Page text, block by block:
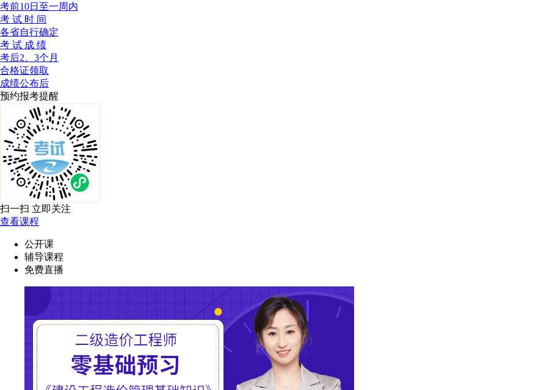
考前10日至一周内
考 试 时 间
各省自行确定
考 试 成 绩
考后2、3个月
合格证领取
成绩公布后
预约报考提醒
扫一扫 立即关注
查看课程
公开课
辅导课程
免费直播